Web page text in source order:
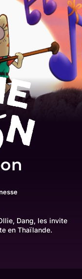
Dang, les invite
en Thaïlande.